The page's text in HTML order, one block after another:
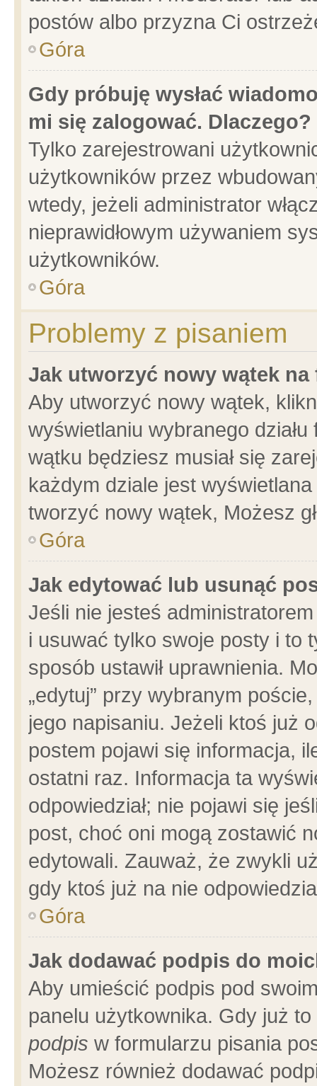
postów albo przyzna Ci
Góra
Gdy próbuję wysłać
mi się zalogować. Dlaczego?
Tylko zarejestrowani
użytkowników przez
wtedy, jeżeli administrator
nieprawidłowym używaniem
użytkowników.
Góra
Problemy z pisaniem
Jak utworzyć nowy wątek na
Aby utworzyć nowy wątek,
wyświetlaniu wybranego
wątku będziesz musiał się
każdym dziale jest
tworzyć nowy wątek, Możesz
Góra
Jak edytować lub usunąć
Jeśli nie jesteś
i usuwać tylko swoje posty i to
sposób ustawił uprawnienia.
„edytuj” przy wybranym
jego napisaniu. Jeżeli ktoś już
postem pojawi się informacja,
ostatni raz. Informacja ta
odpowiedział; nie pojawi się
post, choć oni mogą zostawić
edytowali. Zauważ, że zwykli
gdy ktoś już na nie
Góra
Jak dodawać podpis do
Aby umieścić podpis pod
panelu użytkownika. Gdy już
podpis w formularzu pisania
Możesz również dodawać